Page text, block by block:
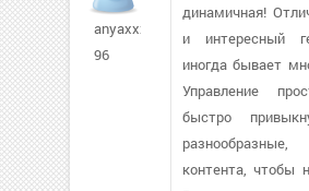
anyaxxx-
96
динамичная!
и интересный
иногда бывает
Управление
быстро
контента, чтобы